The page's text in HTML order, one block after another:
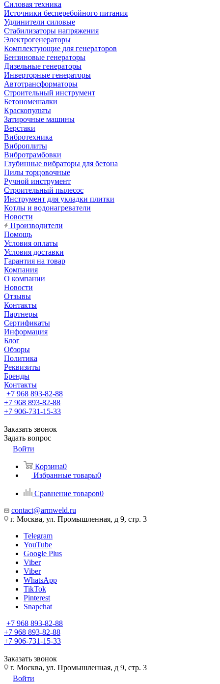
Силовая техника
Источники бесперебойного питания
Удлинители силовые
Стабилизаторы напряжения
Электрогенераторы
Комплектующие для генераторов
Бензиновые генераторы
Дизельные генераторы
Инверторные генераторы
Автотрансформаторы
Строительный инструмент
Бетономешалки
Краскопульты
Затирочные машины
Верстаки
Вибротехника
Виброплиты
Вибротрамбовки
Глубинные вибраторы для бетона
Пилы торцовочные
Ручной инструмент
Строительный пылесос
Инструмент для укладки плитки
Котлы и водонагреватели
Новости
Производители
Помощь
Условия оплаты
Условия доставки
Гарантия на товар
Компания
О компании
Новости
Отзывы
Контакты
Партнеры
Сертификаты
Информация
Блог
Обзоры
Политика
Реквизиты
Бренды
Контакты
+7 968 893-82-88
+7 968 893-82-88
+7 906-731-15-33
Заказать звонок
Задать вопрос
Войти
Корзина0
Избранные товары0
Сравнение товаров0
contact@armweld.ru
г. Москва, ул. Промышленная, д 9, стр. 3
Telegram
YouTube
Google Plus
Viber
Viber
WhatsApp
TikTok
Pinterest
Snapchat
+7 968 893-82-88
+7 968 893-82-88
+7 906-731-15-33
Заказать звонок
г. Москва, ул. Промышленная, д 9, стр. 3
Войти